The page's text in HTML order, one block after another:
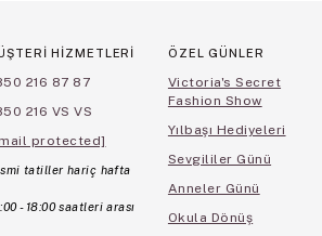
HİZMETLERİ
216 87 87
216 VS VS
protected]
tatiller hariç hafta
- 18:00 saatleri arası
ÖZEL GÜNLER
Victoria's Secret
Fashion Show
Yılbaşı Hediyeleri
Sevgililer Günü
Anneler Günü
Okula Dönüş